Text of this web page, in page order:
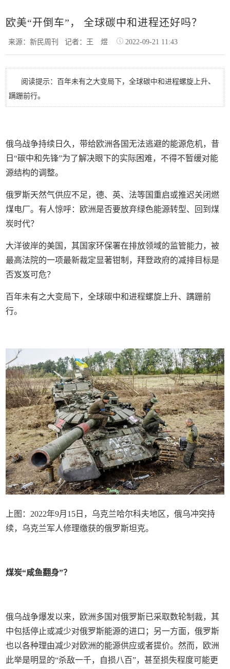
欧美“开倒车”， 全球碳中和进程还好吗？
来源：新民周刊记者：王 煜 2022-09-21 11:43
阅读提示：百年未有之大变局下，全球碳中和进程螺旋上升、
蹒跚前行。
俄乌战争持续日久，带给欧洲各国无法逃避的能源危机，昔
日“碳中和先锋”为了解决眼下的实际困难，不得不暂缓对能
源结构的调整。
俄罗斯天然气供应不足，德、英、法等国重启或推迟关闭燃
煤电厂。有人惊呼：欧洲是否要放弃绿色能源转型、回到煤
炭时代？
大洋彼岸的美国，其国家环保署在排放领域的监管能力，被
最高法院的一项最新裁定显著钳制，拜登政府的减排目标是
否岌岌可危？
百年未有之大变局下，全球碳中和进程螺旋上升、蹒跚前
行。
上图：2022年9月15日，乌克兰哈尔科夫地区，俄乌冲突持
续，乌克兰军人修理缴获的俄罗斯坦克。
煤炭“咸鱼翻身”？
俄乌战争爆发以来，欧洲多国对俄罗斯已采取数轮制裁，其
中包括停止或减少对俄罗斯能源的进口；另一方面，俄罗斯
也以各种理由减少对欧洲的能源供应或者提价。然而，欧洲
此举是明显的“杀敌一千，自损八百”，甚至损失程度可能更